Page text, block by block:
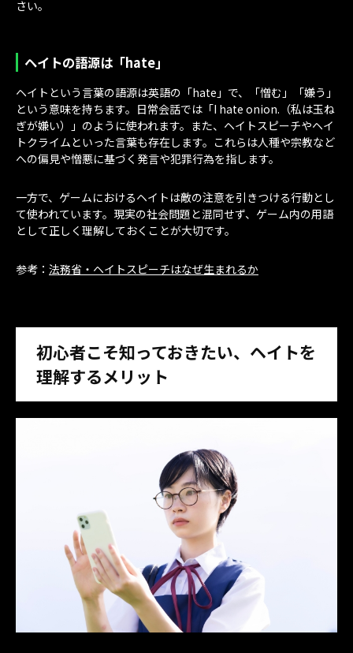
さい。
ヘイトの語源は「hate｣
ヘイトという言葉の語源は英語の「hate」で、「憎む」「嫌う」
という意味を持ちます。日常会話では「I hate onion.（私は玉ね
ぎが嫌い）」のように使われます。また、ヘイトスピーチやヘイ
トクライムといった言葉も存在します。これらは人種や宗教など
への偏見や憎悪に基づく発言や犯罪行為を指します。
一方で、ゲームにおけるヘイトは敵の注意を引きつける行動とし
て使われています。現実の社会問題と混同せず、ゲーム内の用語
として正しく理解しておくことが大切です。
参考： 法務省・ヘイトスピーチはなぜ生まれるか
初心者こそ知っておきたい、ヘイトを
理解するメリット